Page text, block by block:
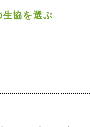
生協を選ぶ